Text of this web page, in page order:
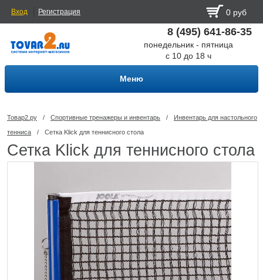
Вход Регистрация 0 руб
8 (495) 641-86-35
понедельник - пятница
с 10 до 18 ч
Меню
Товар2.ру / Спортивные тренажеры и инвентарь / Инвентарь для настольного
тенниса / Сетка Klick для теннисного стола
Сетка Klick для теннисного стола